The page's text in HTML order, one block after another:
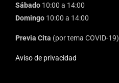
Sábado 10:00 a 14:00
Domingo 10:00 a 14:00
Previa Cita (por tema COVID-19)
Aviso de privacidad